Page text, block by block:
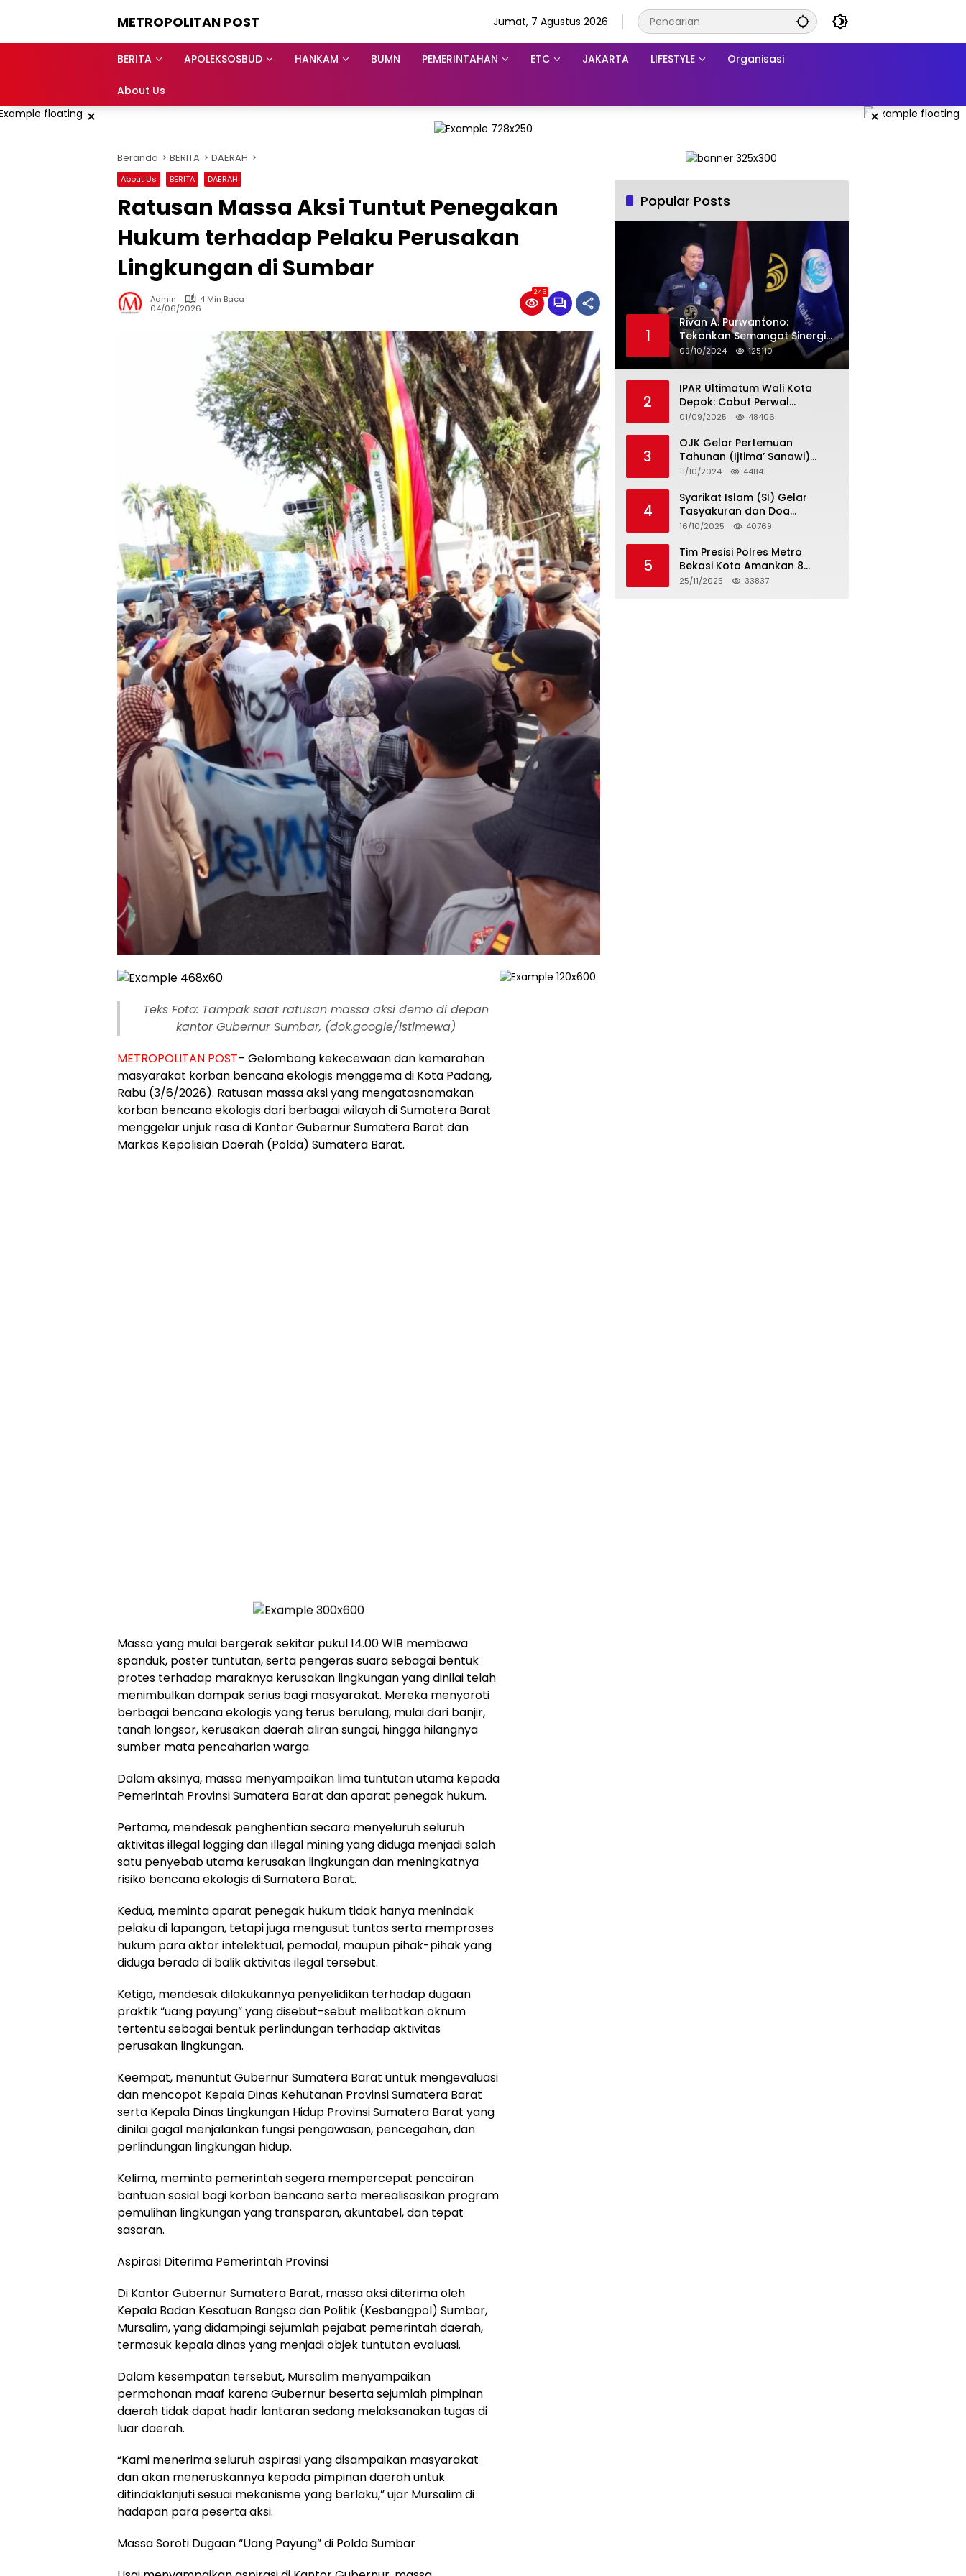
METROPOLITAN POST Jumat, 7 Agustus 2026
BERITA APOLEKSOSBUD HANKAM BUMN PEMERINTAHAN ETC JAKARTA LIFESTYLE Organisasi
About Us
× ×
Beranda BERITA DAERAH
About Us BERITA DAERAH
Ratusan Massa Aksi Tuntut Penegakan
Hukum terhadap Pelaku Perusakan
Lingkungan di Sumbar
Admin
4 Min Baca
04/06/2026
246
Teks Foto: Tampak saat ratusan massa aksi demo di depan
kantor Gubernur Sumbar, (dok.google/istimewa)
METROPOLITAN POST– Gelombang kekecewaan dan kemarahan
masyarakat korban bencana ekologis menggema di Kota Padang,
Rabu (3/6/2026). Ratusan massa aksi yang mengatasnamakan
korban bencana ekologis dari berbagai wilayah di Sumatera Barat
menggelar unjuk rasa di Kantor Gubernur Sumatera Barat dan
Markas Kepolisian Daerah (Polda) Sumatera Barat.
Massa yang mulai bergerak sekitar pukul 14.00 WIB membawa
spanduk, poster tuntutan, serta pengeras suara sebagai bentuk
protes terhadap maraknya kerusakan lingkungan yang dinilai telah
menimbulkan dampak serius bagi masyarakat. Mereka menyoroti
berbagai bencana ekologis yang terus berulang, mulai dari banjir,
tanah longsor, kerusakan daerah aliran sungai, hingga hilangnya
sumber mata pencaharian warga.
Dalam aksinya, massa menyampaikan lima tuntutan utama kepada
Pemerintah Provinsi Sumatera Barat dan aparat penegak hukum.
Pertama, mendesak penghentian secara menyeluruh seluruh
aktivitas illegal logging dan illegal mining yang diduga menjadi salah
satu penyebab utama kerusakan lingkungan dan meningkatnya
risiko bencana ekologis di Sumatera Barat.
Kedua, meminta aparat penegak hukum tidak hanya menindak
pelaku di lapangan, tetapi juga mengusut tuntas serta memproses
hukum para aktor intelektual, pemodal, maupun pihak-pihak yang
diduga berada di balik aktivitas ilegal tersebut.
Ketiga, mendesak dilakukannya penyelidikan terhadap dugaan
praktik “uang payung” yang disebut-sebut melibatkan oknum
tertentu sebagai bentuk perlindungan terhadap aktivitas
perusakan lingkungan.
Keempat, menuntut Gubernur Sumatera Barat untuk mengevaluasi
dan mencopot Kepala Dinas Kehutanan Provinsi Sumatera Barat
serta Kepala Dinas Lingkungan Hidup Provinsi Sumatera Barat yang
dinilai gagal menjalankan fungsi pengawasan, pencegahan, dan
perlindungan lingkungan hidup.
Kelima, meminta pemerintah segera mempercepat pencairan
bantuan sosial bagi korban bencana serta merealisasikan program
pemulihan lingkungan yang transparan, akuntabel, dan tepat
sasaran.
Aspirasi Diterima Pemerintah Provinsi
Di Kantor Gubernur Sumatera Barat, massa aksi diterima oleh
Kepala Badan Kesatuan Bangsa dan Politik (Kesbangpol) Sumbar,
Mursalim, yang didampingi sejumlah pejabat pemerintah daerah,
termasuk kepala dinas yang menjadi objek tuntutan evaluasi.
Dalam kesempatan tersebut, Mursalim menyampaikan
permohonan maaf karena Gubernur beserta sejumlah pimpinan
daerah tidak dapat hadir lantaran sedang melaksanakan tugas di
luar daerah.
“Kami menerima seluruh aspirasi yang disampaikan masyarakat
dan akan meneruskannya kepada pimpinan daerah untuk
ditindaklanjuti sesuai mekanisme yang berlaku,” ujar Mursalim di
hadapan para peserta aksi.
Massa Soroti Dugaan “Uang Payung” di Polda Sumbar
Popular Posts
1
Rivan A. Purwantono:
Tekankan Semangat Sinergi
dan Kolaborasi dalam
Rakernas Serikat Pekerja Jasa
09/10/2024 125110
2
IPAR Ultimatum Wali Kota
Depok: Cabut Perwal
Tunjangan DPRD Rp40 Juta
Aksi Rakyat
01/09/2025 48406
3
OJK Gelar Pertemuan
Tahunan (Ijtima’ Sanawi)
Dewan Pengawas Syariah
11/10/2024 44841
4
Syarikat Islam (SI) Gelar
Tasyakuran dan Doa
Bersama Organisasi
16/10/2025 40769
5
Tim Presisi Polres Metro
Bekasi Kota Amankan 8
Remaja Diduga Hendak
25/11/2025 33837